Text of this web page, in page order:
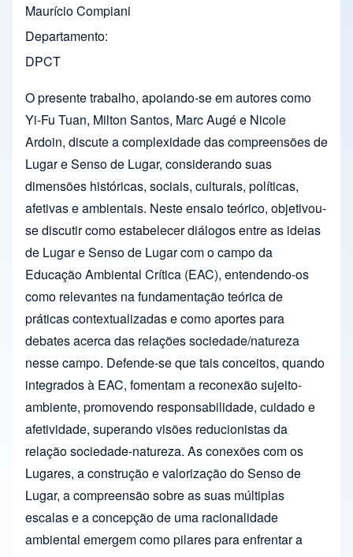
Maurício Compiani
Departamento
DPCT
O presente trabalho, apoiando-se em autores como
Yi-Fu Tuan, Milton Santos, Marc Augé e Nicole
Ardoin, discute a complexidade das compreensões de
Lugar e Senso de Lugar, considerando suas
dimensões históricas, sociais, culturais, políticas,
afetivas e ambientais. Neste ensaio teórico, objetivou-
se discutir como estabelecer diálogos entre as ideias
de Lugar e Senso de Lugar com o campo da
Educação Ambiental Crítica (EAC), entendendo-os
como relevantes na fundamentação teórica de
práticas contextualizadas e como aportes para
debates acerca das relações sociedade/natureza
nesse campo. Defende-se que tais conceitos, quando
integrados à EAC, fomentam a reconexão sujeito-
ambiente, promovendo responsabilidade, cuidado e
afetividade, superando visões reducionistas da
relação sociedade-natureza. As conexões com os
Lugares, a construção e valorização do Senso de
Lugar, a compreensão sobre as suas múltiplas
escalas e a concepção de uma racionalidade
ambiental emergem como pilares para enfrentar a